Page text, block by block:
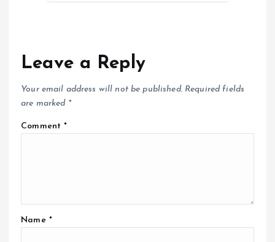
Leave a Reply
Your email address will not be published. Required fields
are marked *
Comment*
Name *